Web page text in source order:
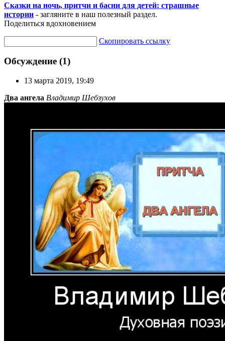
Сказки на ночь, притчи и басни для детей: страшные
истории - загляните в наш полезный раздел.
Поделиться вдохновением
Скопировать ссылку
Обсуждение (1)
13 марта 2019, 19:49
Два ангела Владимир Шебзухов